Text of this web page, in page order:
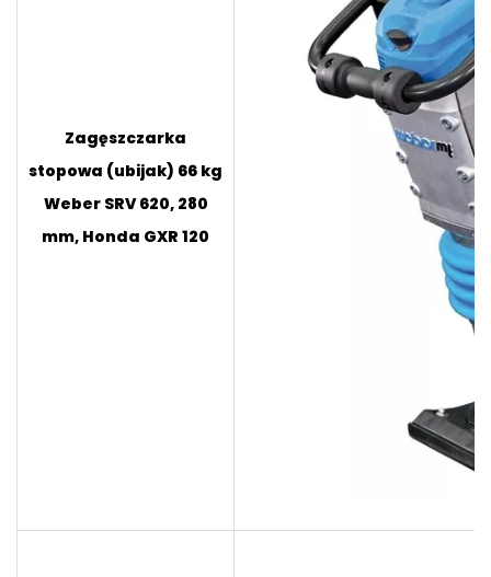
Zagęszczarka
stopowa (ubijak) 66 kg
Weber SRV 620, 280
mm, Honda GXR 120